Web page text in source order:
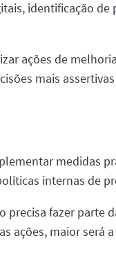
identificação
ações de
mais
medidas
internas de
precisa fazer
ações, maior será